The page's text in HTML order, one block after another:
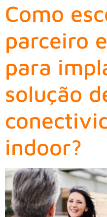
Como
parceiro
para
solução
indoor?